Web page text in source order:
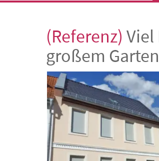
(Referenz)
großem Garten